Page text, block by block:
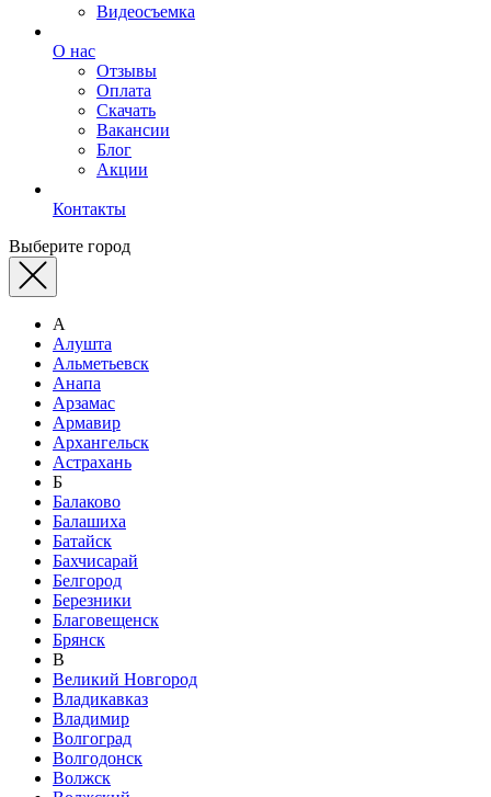
Видеосъемка
О нас
Отзывы
Оплата
Скачать
Вакансии
Блог
Акции
Контакты
Выберите город
А
Алушта
Альметьевск
Анапа
Арзамас
Армавир
Архангельск
Астрахань
Б
Балаково
Балашиха
Батайск
Бахчисарай
Белгород
Березники
Благовещенск
Брянск
В
Великий Новгород
Владикавказ
Владимир
Волгоград
Волгодонск
Волжск